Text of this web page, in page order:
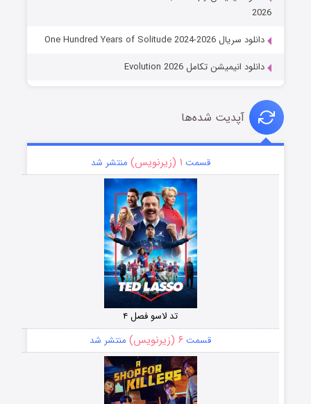
2026
دانلود سریال One Hundred Years of Solitude 2024-2026
دانلود انیمیشن تکامل Evolution 2026
آپدیت شده‌ها
قسمت ۱ (زیرنویس) منتشر شد
تد لاسو فصل ۴
قسمت ۶ (زیرنویس) منتشر شد